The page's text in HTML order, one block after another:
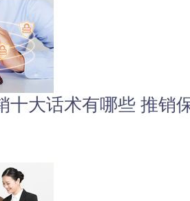
十大话术有哪些 推销